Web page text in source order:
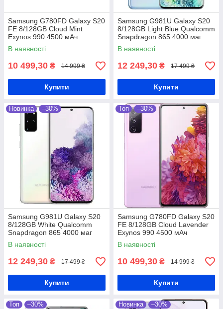
Samsung G780FD Galaxy S20
FE 8/128GB Cloud Mint
Exynos 990 4500 мАч
В наявності
10 499,30 ₴ 14 999 ₴
Купити
Samsung G981U Galaxy S20
8/128GB Light Blue Qualcomm
Snapdragon 865 4000 маг
В наявності
12 249,30 ₴ 17 499 ₴
Купити
Новинка –30%
Samsung G981U Galaxy S20
8/128GB White Qualcomm
Snapdragon 865 4000 маг
В наявності
12 249,30 ₴ 17 499 ₴
Купити
Топ –30%
Samsung G780FD Galaxy S20
FE 8/128GB Cloud Lavender
Exynos 990 4500 мАч
В наявності
10 499,30 ₴ 14 999 ₴
Купити
Топ –30% Новинка –30%